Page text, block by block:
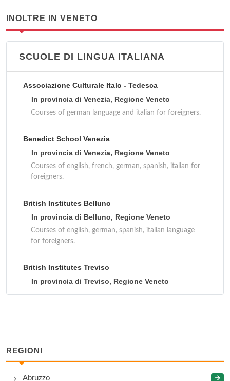
INOLTRE IN VENETO
SCUOLE DI LINGUA ITALIANA
Associazione Culturale Italo - Tedesca
In provincia di Venezia, Regione Veneto
Courses of german language and italian for foreigners.
Benedict School Venezia
In provincia di Venezia, Regione Veneto
Courses of english, french, german, spanish, italian for
foreigners.
British Institutes Belluno
In provincia di Belluno, Regione Veneto
Courses of english, german, spanish, italian language
for foreigners.
British Institutes Treviso
In provincia di Treviso, Regione Veneto
Courses of english, german, spanish, italian language
REGIONI
Abruzzo